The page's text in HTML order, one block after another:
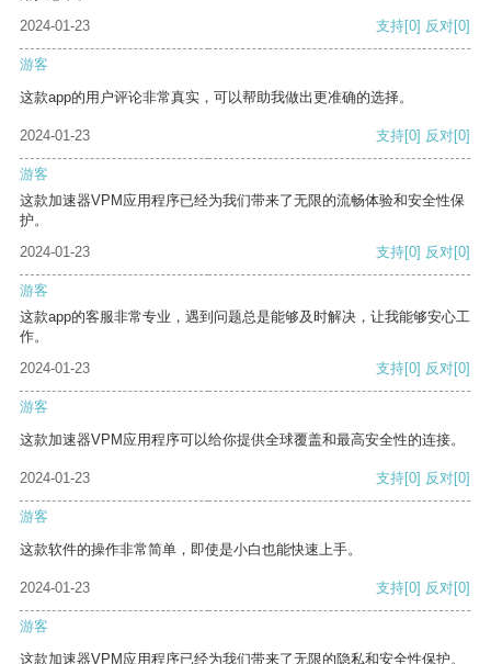
2024-01-23
支持[0] 反对[0]
游客
这款app的用户评论非常真实，可以帮助我做出更准确的选择。
2024-01-23 支持[0] 反对[0]
游客
这款加速器VPM应用程序已经为我们带来了无限的流畅体验和安全性保
护。
2024-01-23
支持[0] 反对[0]
游客
这款app的客服非常专业，遇到问题总是能够及时解决，让我能够安心工
作。
2024-01-23
支持[0] 反对[0]
游客
这款加速器VPM应用程序可以给你提供全球覆盖和最高安全性的连接。
2024-01-23 支持[0] 反对[0]
游客
这款软件的操作非常简单，即使是小白也能快速上手。
2024-01-23 支持[0] 反对[0]
游客
这款加速器VPM应用程序已经为我们带来了无限的隐私和安全性保护。